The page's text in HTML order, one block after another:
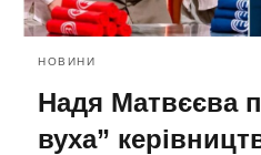
НОВИНИ
Надя Матвєєва
вуха”